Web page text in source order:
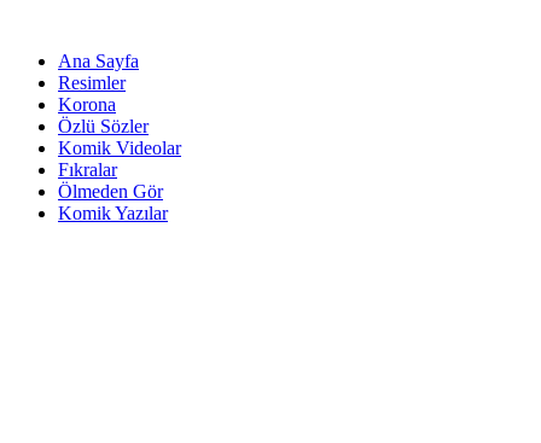
Ana Sayfa
Resimler
Korona
Özlü Sözler
Komik Videolar
Fıkralar
Ölmeden Gör
Komik Yazılar